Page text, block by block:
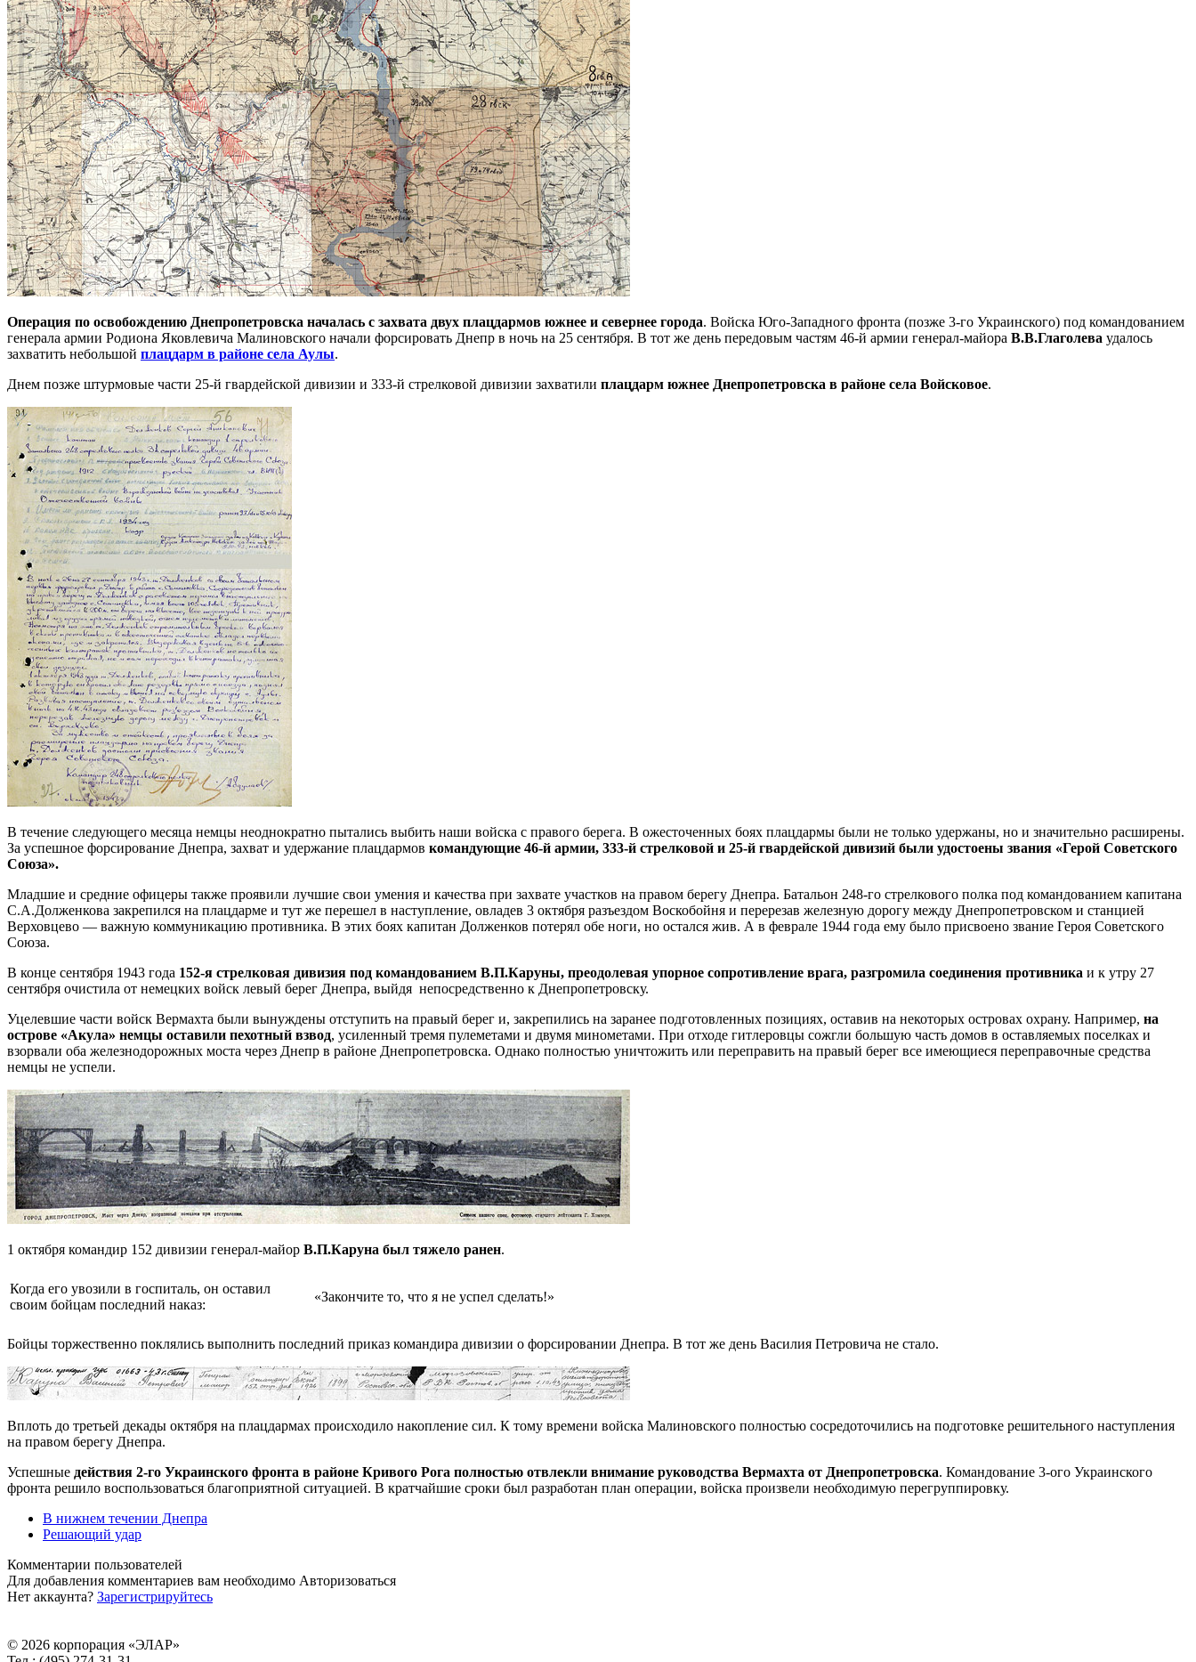
Операция по освобождению Днепропетровска началась с захвата двух плацдармов южнее и севернее города. Войска Юго-Западного фронта (позже 3-го Украинского) под командованием
генерала армии Родиона Яковлевича Малиновского начали форсировать Днепр в ночь на 25 сентября. В тот же день передовым частям 46-й армии генерал-майора В.В.Глаголева удалось
захватить небольшой плацдарм в районе села Аулы.
Днем позже штурмовые части 25-й гвардейской дивизии и 333-й стрелковой дивизии захватили плацдарм южнее Днепропетровска в районе села Войсковое.
В течение следующего месяца немцы неоднократно пытались выбить наши войска с правого берега. В ожесточенных боях плацдармы были не только удержаны, но и значительно расширены.
За успешное форсирование Днепра, захват и удержание плацдармов командующие 46-й армии, 333-й стрелковой и 25-й гвардейской дивизий были удостоены звания «Герой Советского
Союза».
Младшие и средние офицеры также проявили лучшие свои умения и качества при захвате участков на правом берегу Днепра. Батальон 248-го стрелкового полка под командованием капитана
С.А.Долженкова закрепился на плацдарме и тут же перешел в наступление, овладев 3 октября разъездом Воскобойня и перерезав железную дорогу между Днепропетровском и станцией
Верховцево — важную коммуникацию противника. В этих боях капитан Долженков потерял обе ноги, но остался жив. А в феврале 1944 года ему было присвоено звание Героя Советского
Союза.
В конце сентября 1943 года 152-я стрелковая дивизия под командованием В.П.Каруны, преодолевая упорное сопротивление врага, разгромила соединения противника и к утру 27
сентября очистила от немецких войск левый берег Днепра, выйдя непосредственно к Днепропетровску.
Уцелевшие части войск Вермахта были вынуждены отступить на правый берег и, закрепились на заранее подготовленных позициях, оставив на некоторых островах охрану. Например, на
острове «Акула» немцы оставили пехотный взвод, усиленный тремя пулеметами и двумя минометами. При отходе гитлеровцы сожгли большую часть домов в оставляемых поселках и
взорвали оба железнодорожных моста через Днепр в районе Днепропетровска. Однако полностью уничтожить или переправить на правый берег все имеющиеся переправочные средства
немцы не успели.
1 октября командир 152 дивизии генерал-майор В.П.Каруна был тяжело ранен.
Когда его увозили в госпиталь, он оставил
своим бойцам последний наказ:
«Закончите то, что я не успел сделать!»
Бойцы торжественно поклялись выполнить последний приказ командира дивизии о форсировании Днепра. В тот же день Василия Петровича не стало.
Вплоть до третьей декады октября на плацдармах происходило накопление сил. К тому времени войска Малиновского полностью сосредоточились на подготовке решительного наступления
на правом берегу Днепра.
Успешные действия 2-го Украинского фронта в районе Кривого Рога полностью отвлекли внимание руководства Вермахта от Днепропетровска. Командование 3-ого Украинского
фронта решило воспользоваться благоприятной ситуацией. В кратчайшие сроки был разработан план операции, войска произвели необходимую перегруппировку.
В нижнем течении Днепра
Решающий удар
Комментарии пользователей
Для добавления комментариев вам необходимо Авторизоваться
Нет аккаунта? Зарегистрируйтесь
© 2026 корпорация «ЭЛАР»